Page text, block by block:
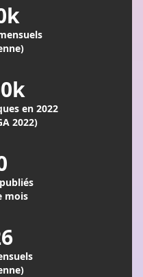
k
k
en 2022
2022)
mois